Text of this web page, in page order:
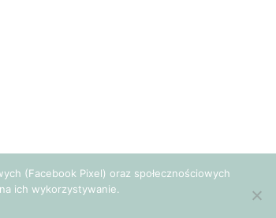
(Facebook Pixel) oraz społecznościowych
ich wykorzystywanie.